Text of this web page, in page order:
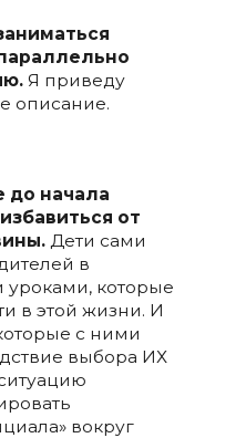
Я приведу
описание.
до начала
от
Дети сами
в
уроками, которые
в этой жизни. И
с ними
выбора ИХ
вокруг